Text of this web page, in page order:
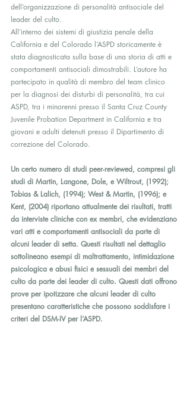
dell’organizzazione di personalità antisociale del
leader del culto.
All’interno dei sistemi di giustizia penale della
California e del Colorado l’ASPD storicamente è
stata diagnosticata sulla base di una storia di atti e
comportamenti antisociali dimostrabili. L’autore ha
partecipato in qualità di membro del team clinico
per la diagnosi dei disturbi di personalità, tra cui
ASPD, tra i minorenni presso il Santa Cruz County
Juvenile Probation Department in California e tra
giovani e adulti detenuti presso il Dipartimento di
correzione del Colorado.
Un certo numero di studi peer-reviewed, compresi gli
studi di Martin, Langone, Dole, e Wiltrout, (1992);
Tobias & Lalich, (1994); West & Martin, (1996); e
Kent, (2004) riportano attualmente dei risultati, tratti
da interviste cliniche con ex membri, che evidenziano
vari atti e comportamenti antisociali da parte di
alcuni leader di setta. Questi risultati nel dettaglio
sottolineano esempi di maltrattamento, intimidazione
psicologica e abusi fisici e sessuali dei membri del
culto da parte dei leader di culto. Questi dati offrono
prove per ipotizzare che alcuni leader di culto
presentano caratteristiche che possono soddisfare i
criteri del DSM-IV per l’ASPD.